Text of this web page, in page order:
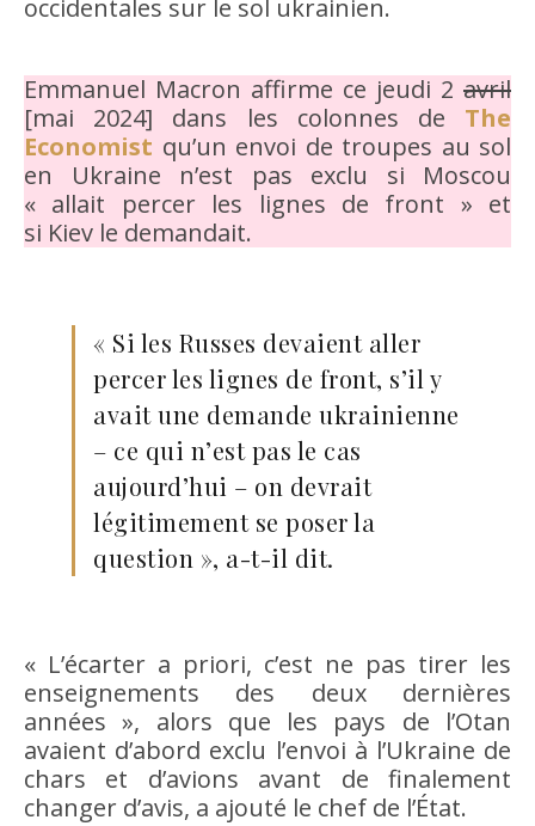
occidentales sur le sol ukrainien.
Emmanuel Macron affirme ce jeudi 2 avril
[mai 2024] dans les colonnes de The
Economist qu’un envoi de troupes au sol
en Ukraine n’est pas exclu si Moscou
« allait percer les lignes de front » et
si Kiev le demandait.
« Si les Russes devaient aller
percer les lignes de front, s’il y
avait une demande ukrainienne
– ce qui n’est pas le cas
aujourd’hui – on devrait
légitimement se poser la
question », a-t-il dit.
« L’écarter a priori, c’est ne pas tirer les
enseignements des deux dernières
années », alors que les pays de l’Otan
avaient d’abord exclu l’envoi à l’Ukraine de
chars et d’avions avant de finalement
changer d’avis, a ajouté le chef de l’État.